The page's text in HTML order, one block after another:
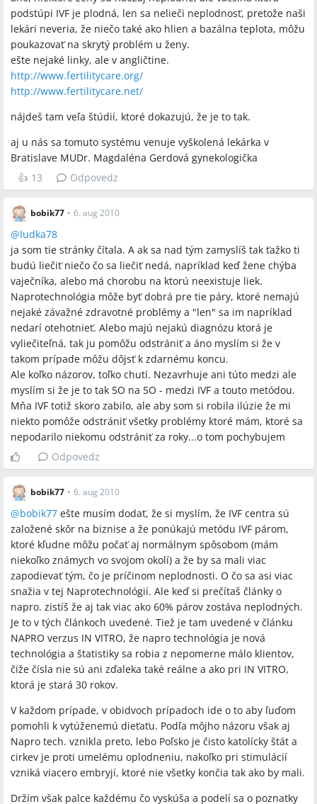
podstúpi IVF je plodná, len sa nelieči neplodnosť, pretože naši
lekári neveria, že niečo také ako hlien a bazálna teplota, môžu
poukazovať na skrytý problém u ženy.
ešte nejaké linky, ale v angličtine.
http://www.fertilitycare.org/
http://www.fertilitycare.net/
nájdeš tam veľa štúdií, ktoré dokazujú, že je to tak.
aj u nás sa tomuto systému venuje vyškolená lekárka v
Bratislave MUDr. Magdaléna Gerdová gynekologička
👍 13 Odpovedz
bobik77 • 6. aug 2010
@ludka78
ja som tie stránky čítala. A ak sa nad tým zamyslíš tak ťažko ti
budú liečiť niečo čo sa liečiť nedá, napríklad keď žene chýba
vaječníka, alebo má chorobu na ktorú neexistuje liek.
Naprotechnológia môže byť dobrá pre tie páry, ktoré nemajú
nejaké závažné zdravotné problémy a "len" sa im napríklad
nedarí otehotnieť. Alebo majú nejakú diagnózu ktorá je
vyliečiteľná, tak ju pomôžu odstrániť a áno myslím si že v
takom prípade môžu dôjsť k zdarnému koncu.
Ale koľko názorov, toľko chutí. Nezavrhuje ani túto medzi ale
myslím si že je to tak 5O na 5O - medzi IVF a touto metódou.
Mňa IVF totiž skoro zabilo, ale aby som si robila ilúzie že mi
niekto pomôže odstrániť všetky problémy ktoré mám, ktoré sa
nepodarilo niekomu odstrániť za roky...o tom pochybujem
Odpovedz
bobik77 • 6. aug 2010
@bobik77 ešte musím dodať, že si myslím, že IVF centra sú
založené skôr na biznise a že ponúkajú metódu IVF párom,
ktoré kľudne môžu počať aj normálnym spôsobom (mám
niekoľko známych vo svojom okolí) a že by sa mali viac
zapodievať tým, čo je príčinom neplodnosti. O čo sa asi viac
snažia v tej Naprotechnológií. Ale keď si prečítaš články o
napro. zistíš že aj tak viac ako 60% párov zostáva neplodných.
Je to v tých článkoch uvedené. Tiež je tam uvedené v článku
NAPRO verzus IN VITRO, že napro technológia je nová
technológia a štatistiky sa robia z nepomerne málo klientov,
čiže čísla nie sú ani zďaleka také reálne a ako pri IN VITRO,
ktorá je stará 30 rokov.
V každom prípade, v obidvoch prípadoch ide o to aby ľuďom
pomohli k vytúženemú dieťaťu. Podľa môjho názoru však aj
Napro tech. vznikla preto, lebo Poľsko je čisto katolícky štát a
cirkev je proti umelému oplodneniu, nakoľko pri stimulácií
vzniká viacero embryjí, ktoré nie všetky končia tak ako by mali.
Držím však palce každému čo vyskúša a podelí sa o poznatky